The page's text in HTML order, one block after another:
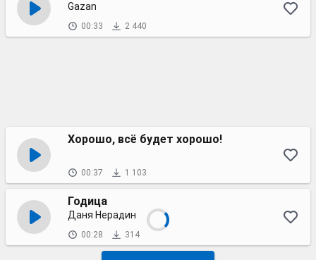
Gazan
00:33 2 440
Хорошо, всё будет хорошо!
00:37 1 103
Годица
Даня Нерадин
00:28 314